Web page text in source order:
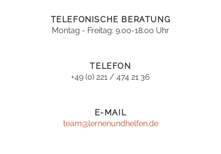
TELEFONISCHE BERATUNG
Montag - Freitag: 9.00-18.00 Uhr
TELEFON
+49 (0) 221 / 474 21 36
E-MAIL
team@lernenundhelfen.de